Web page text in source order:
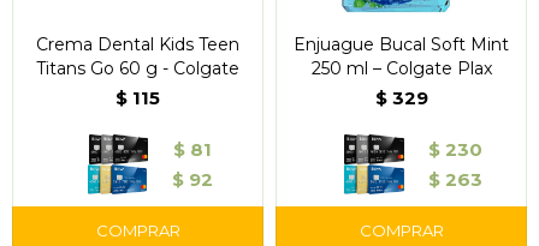
Crema Dental Kids Teen
Titans Go 60 g - Colgate
$ 115
$ 81
$ 92
Enjuague Bucal Soft Mint
250 ml – Colgate Plax
$ 329
$ 230
$ 263